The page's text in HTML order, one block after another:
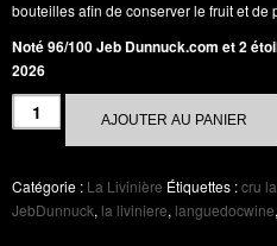
bouteilles afin de conserver le fruit et de
Noté 96/100 Jeb Dunnuck.com et 2
2026
AJOUTER AU PANIER
Catégorie : La Livinière Étiquettes :cru
JebDunnuck, la liviniere, languedocwine,